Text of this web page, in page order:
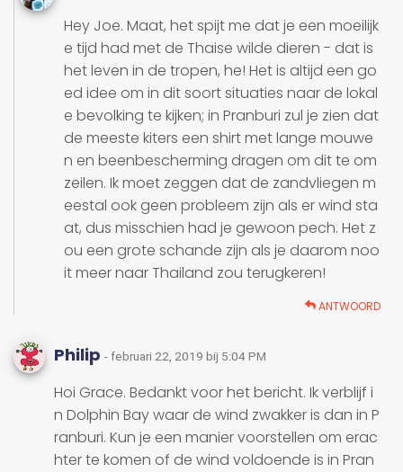
Hey Joe. Maat, het spijt me dat je een moeilijk
e tijd had met de Thaise wilde dieren - dat is
het leven in de tropen, he! Het is altijd een go
ed idee om in dit soort situaties naar de lokal
e bevolking te kijken; in Pranburi zul je zien dat
de meeste kiters een shirt met lange mouwe
n en beenbescherming dragen om dit te om
zeilen. Ik moet zeggen dat de zandvliegen m
eestal ook geen probleem zijn als er wind sta
at, dus misschien had je gewoon pech. Het z
ou een grote schande zijn als je daarom noo
it meer naar Thailand zou terugkeren!
ANTWOORD
Philip - februari 22, 2019 bij 5:04 PM
Hoi Grace. Bedankt voor het bericht. Ik verblijf i
n Dolphin Bay waar de wind zwakker is dan in P
ranburi. Kun je een manier voorstellen om erac
hter te komen of de wind voldoende is in Pran